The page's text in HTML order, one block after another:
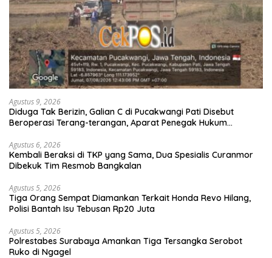
Agustus 9, 2026
Diduga Tak Berizin, Galian C di Pucakwangi Pati Disebut
Beroperasi Terang-terangan, Aparat Penegak Hukum
Agustus 6, 2026
Kembali Beraksi di TKP yang Sama, Dua Spesialis Curanmor
Dibekuk Tim Resmob Bangkalan
Agustus 5, 2026
Tiga Orang Sempat Diamankan Terkait Honda Revo Hilang,
Polisi Bantah Isu Tebusan Rp20 Juta
Agustus 5, 2026
Polrestabes Surabaya Amankan Tiga Tersangka Serobot
Ruko di Ngagel